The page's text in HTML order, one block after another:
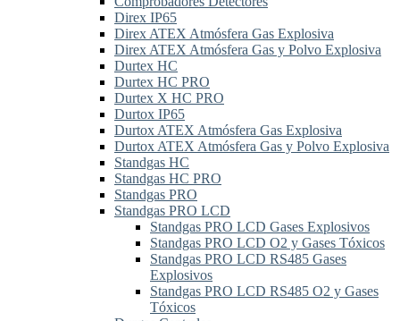
Direx IP65
Direx ATEX Atmósfera Gas Explosiva
Direx ATEX Atmósfera Gas y Polvo Explosiva
Durtex HC
Durtex HC PRO
Durtex X HC PRO
Durtox IP65
Durtox ATEX Atmósfera Gas Explosiva
Durtox ATEX Atmósfera Gas y Polvo Explosiva
Standgas HC
Standgas HC PRO
Standgas PRO
Standgas PRO LCD
Standgas PRO LCD Gases Explosivos
Standgas PRO LCD O2 y Gases Tóxicos
Standgas PRO LCD RS485 Gases
Explosivos
Standgas PRO LCD RS485 O2 y Gases
Tóxicos